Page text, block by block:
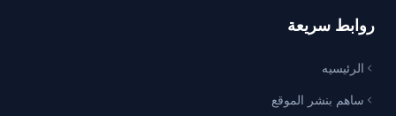
روابط سريعة
الرئيسيه
ساهم بنشر الموقع